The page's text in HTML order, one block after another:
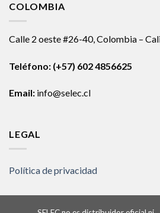
COLOMBIA
Calle 2 oeste #26-40, Colombia –
Teléfono: (+57) 602 4856625
Email: info@selec.cl
LEGAL
Política de privacidad